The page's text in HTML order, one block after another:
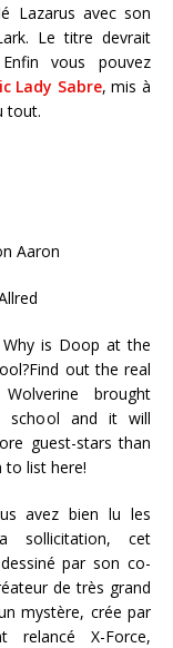
Lazarus avec son
Le titre devrait
vous pouvez
Lady Sabre, mis à
tout.
Aaron
Why is Doop at the
out the real
brought
school and it will
guest-stars than
to list here!
avez bien lu les
sollicitation, cet
par son co-
de très grand
mystère, crée par
relancé X-Force,